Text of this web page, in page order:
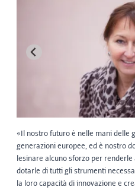
«Il nostro futuro è nelle mani delle
generazioni europee, ed è nostro
lesinare alcuno sforzo per renderle
dotarle di tutti gli strumenti
la loro capacità di innovazione e